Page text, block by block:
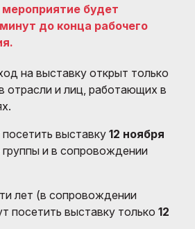
будет
до конца рабочего
на выставку открыт только
отрасли и лиц, работающих в
выставку 12 ноября
группы и в сопровождении
лет (в сопровождении
посетить выставку только 12